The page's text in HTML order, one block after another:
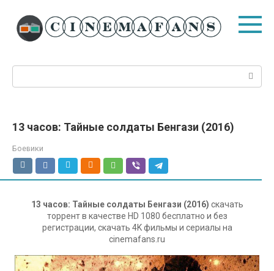
контенту
13 часов: Тайные солдаты Бенгази (2016)
Боевики
13 часов: Тайные солдаты Бенгази (2016) скачать
торрент в качестве HD 1080 бесплатно и без
регистрации, скачать 4K фильмы и сериалы на
cinemafans.ru